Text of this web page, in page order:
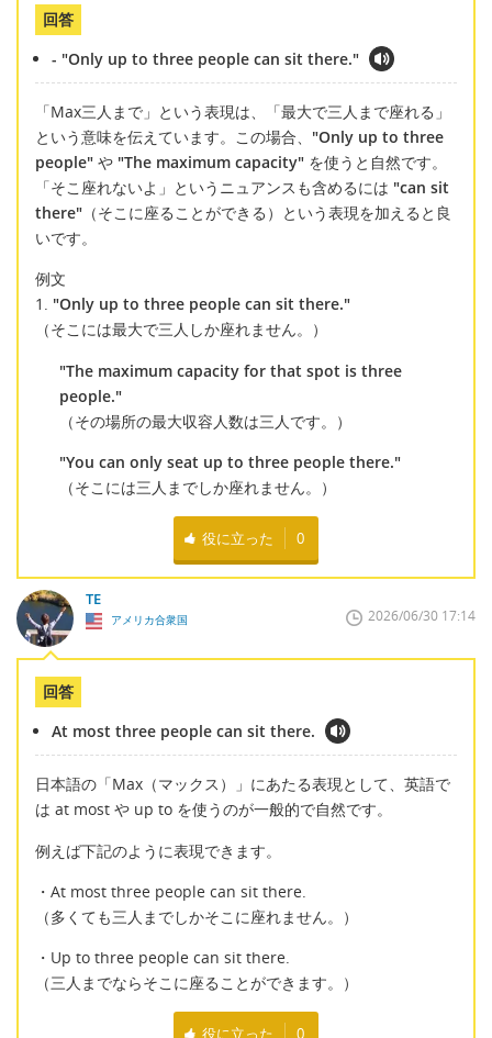
回答
- "Only up to three people can sit there."
「Max三人まで」という表現は、「最大で三人まで座れる」
という意味を伝えています。この場合、 "Only up to three
people" や "The maximum capacity" を使うと自然です。
「そこ座れないよ」というニュアンスも含めるには "can sit
there" （そこに座ることができる）という表現を加えると良
いです。
例文
1. "Only up to three people can sit there."
（そこには最大で三人しか座れません。）
"The maximum capacity for that spot is three
people."
（その場所の最大収容人数は三人です。）
"You can only seat up to three people there."
（そこには三人までしか座れません。）
役に立った 0
TE
アメリカ合衆国 2026/06/30 17:14
回答
At most three people can sit there.
日本語の「Max（マックス）」にあたる表現として、英語で
は at most や up to を使うのが一般的で自然です。
例えば下記のように表現できます。
・At most three people can sit there.
（多くても三人までしかそこに座れません。）
・Up to three people can sit there.
（三人までならそこに座ることができます。）
役に立った 0